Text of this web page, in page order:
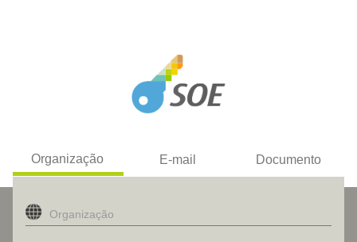
Organização E-mail Documento